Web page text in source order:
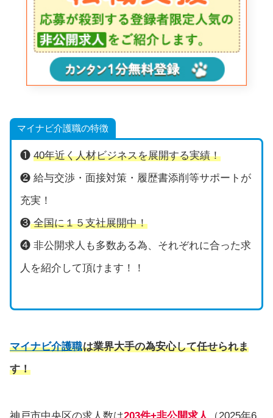
マイナビ介護職の特徴
❶ 40年近く人材ビジネスを展開する実績！
❷ 給与交渉・面接対策・履歴書添削等サポートが
充実！
❸全国に１５支社展開中！
❹ 非公開求人も多数ある為、それぞれに合った求
人を紹介して頂けます！！
マイナビ介護職は業界大手の為安心して任せられま
す！